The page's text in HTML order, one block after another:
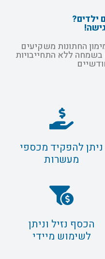
ילדים?
החתונות משקיעים
ללא התחייבויות
ניתן להפקיד מכספי
מעשרות
הכסף נזיל וניתן
לשימוש מיידי